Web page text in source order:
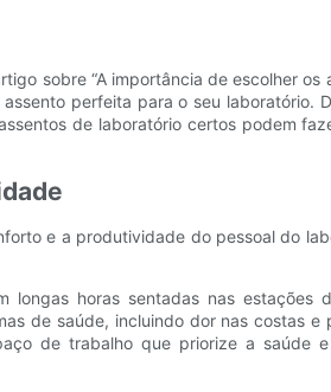
sobre “A importância de escolher os
perfeita para o seu laboratório.
de laboratório certos podem
e a produtividade do pessoal do
horas sentadas nas estações
de saúde, incluindo dor nas costas e
de trabalho que priorize a saúde